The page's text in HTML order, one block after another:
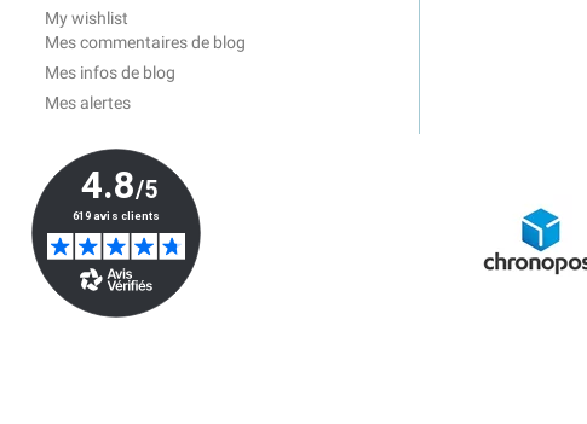
My wishlist
Mes commentaires de blog
Mes infos de blog
Mes alertes